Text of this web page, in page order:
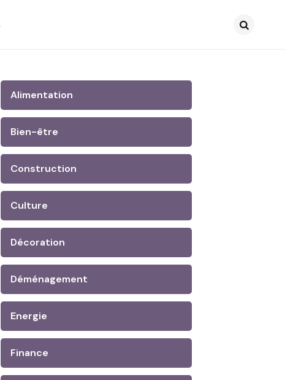
Alimentation
Bien-être
Construction
Culture
Décoration
Déménagement
Energie
Finance